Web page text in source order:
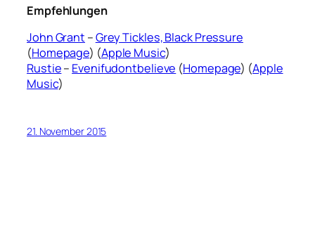
Empfehlungen
John Grant –Grey Tickles, Black Pressure
(Homepage) (Apple Music)
Rustie– Evenifudontbelieve (Homepage) (Apple
Music)
21. November 2015